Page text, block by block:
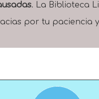
. La Biblioteca
por tu paciencia